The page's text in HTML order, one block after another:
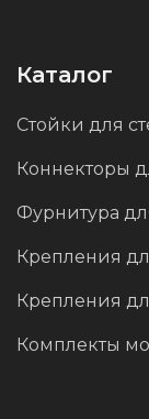
Каталог
Стойки для
Коннекторы
Фурнитура
Крепления
Крепления
Комплекты